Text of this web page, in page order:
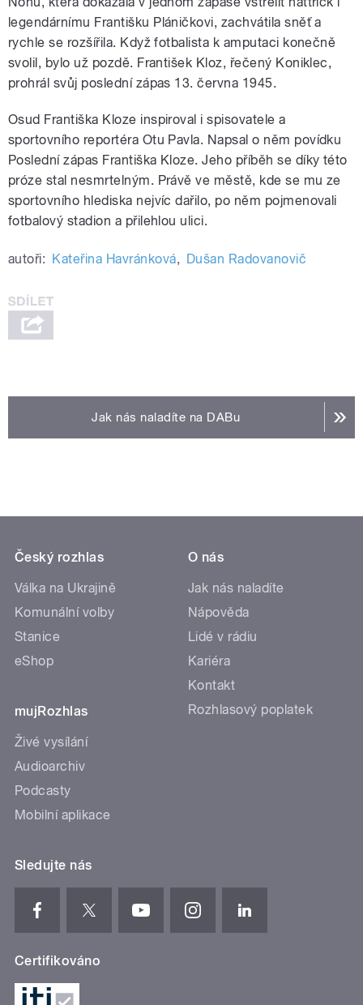
legendárnímu Františku Pláničkovi, zachvátila sněť a
rychle se rozšířila. Když fotbalista k amputaci konečně
svolil, bylo už pozdě. František Kloz, řečený Koniklec,
prohrál svůj poslední zápas 13. června 1945.
Osud Františka Kloze inspiroval i spisovatele a
sportovního reportéra Otu Pavla. Napsal o něm povídku
Poslední zápas Františka Kloze. Jeho příběh se díky této
próze stal nesmrtelným. Právě ve městě, kde se mu ze
sportovního hlediska nejvíc dařilo, po něm pojmenovali
fotbalový stadion a přilehlou ulici.
autoři: Kateřina Havránková, Dušan Radovanovič
Jak nás naladíte na DABu
Český rozhlas
Válka na Ukrajině
Komunální volby
Stanice
eShop
mujRozhlas
Živé vysílání
Audioarchiv
Podcasty
Mobilní aplikace
O nás
Jak nás naladíte
Nápověda
Lidé v rádiu
Kariéra
Kontakt
Rozhlasový poplatek
Sledujte nás
Certifikováno